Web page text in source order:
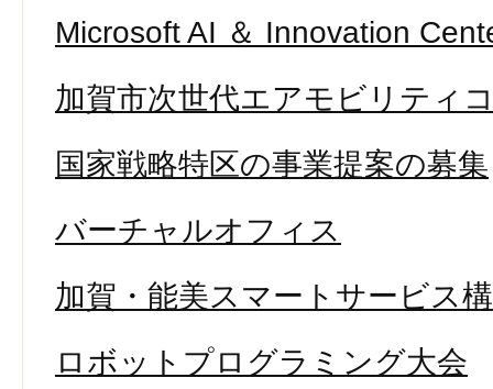
Microsoft AI ＆ Innovation
加賀市次世代エアモビリティ
国家戦略特区の事業提案の募集
バーチャルオフィス
加賀・能美スマートサービス
ロボットプログラミング大会